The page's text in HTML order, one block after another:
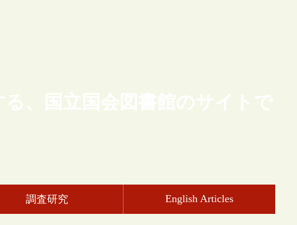
、国立国会図書館のサイトで
調査研究 English Articles